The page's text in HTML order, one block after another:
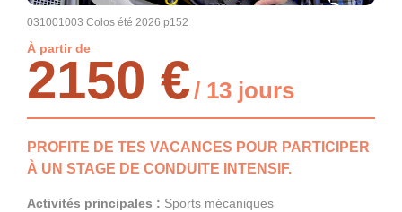
031001003 Colos été 2026 p152
À partir de
2150 €/ 13 jours
PROFITE DE TES VACANCES POUR PARTICIPER
À UN STAGE DE CONDUITE INTENSIF.
Activités principales : Sports mécaniques